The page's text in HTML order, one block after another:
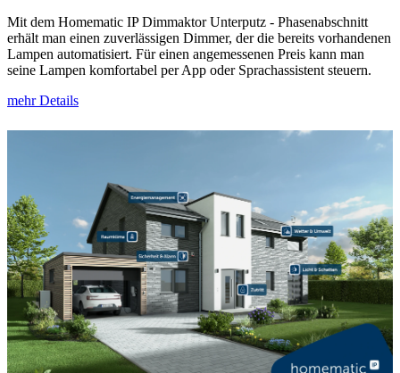
Mit dem Homematic IP Dimmaktor Unterputz - Phasenabschnitt
erhält man einen zuverlässigen Dimmer, der die bereits vorhandenen
Lampen automatisiert. Für einen angemessenen Preis kann man
seine Lampen komfortabel per App oder Sprachassistent steuern.
mehr Details